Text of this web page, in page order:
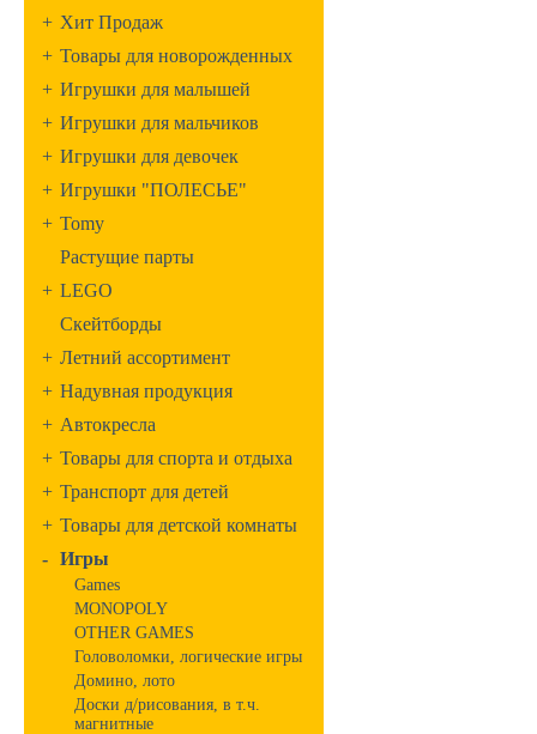
+ Хит Продаж
+ Товары для новорожденных
+ Игрушки для малышей
+ Игрушки для мальчиков
+ Игрушки для девочек
+ Игрушки "ПОЛЕСЬЕ"
+ Tomy
Растущие парты
+ LEGO
Скейтборды
+ Летний ассортимент
+ Надувная продукция
+ Автокресла
+ Товары для спорта и отдыха
+ Транспорт для детей
+ Товары для детской комнаты
- Игры
Games
MONOPOLY
OTHER GAMES
Головоломки, логические игры
Домино, лото
Доски д/рисования, в т.ч.
магнитные